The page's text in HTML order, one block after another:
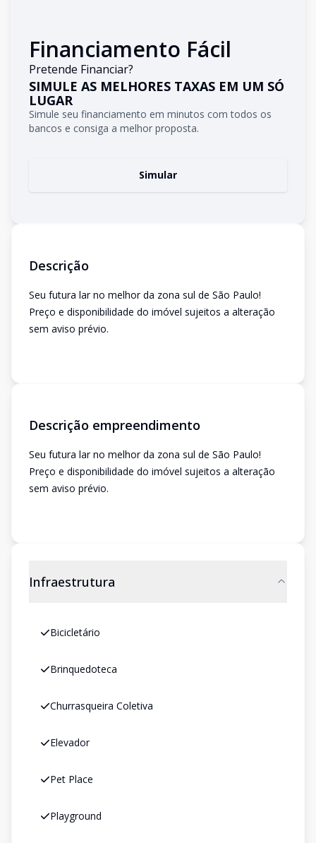
Financiamento Fácil
Pretende Financiar?
SIMULE AS MELHORES TAXAS EM UM SÓ
LUGAR
Simule seu financiamento em minutos com todos os
bancos e consiga a melhor proposta.
Simular
Descrição
Seu futura lar no melhor da zona sul de São Paulo!
Preço e disponibilidade do imóvel sujeitos a alteração
sem aviso prévio.
Descrição empreendimento
Seu futura lar no melhor da zona sul de São Paulo!
Preço e disponibilidade do imóvel sujeitos a alteração
sem aviso prévio.
Infraestrutura
Bicicletário
Brinquedoteca
Churrasqueira Coletiva
Elevador
Pet Place
Playground